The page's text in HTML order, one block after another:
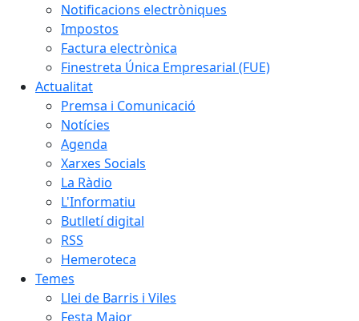
Notificacions electròniques
Impostos
Factura electrònica
Finestreta Única Empresarial (FUE)
Actualitat
Premsa i Comunicació
Notícies
Agenda
Xarxes Socials
La Ràdio
L'Informatiu
Butlletí digital
RSS
Hemeroteca
Temes
Llei de Barris i Viles
Festa Major